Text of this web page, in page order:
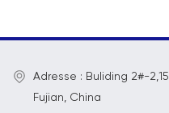
Adresse : Buliding 2#-
Fujian, China